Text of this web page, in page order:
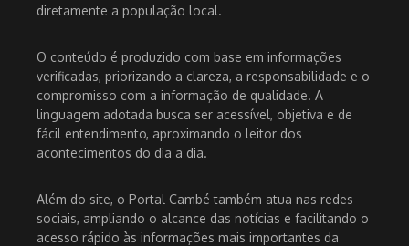
diretamente a população local.
O conteúdo é produzido com base em informações
verificadas, priorizando a clareza, a responsabilidade e o
compromisso com a informação de qualidade. A
linguagem adotada busca ser acessível, objetiva e de
fácil entendimento, aproximando o leitor dos
acontecimentos do dia a dia.
Além do site, o Portal Cambé também atua nas redes
sociais, ampliando o alcance das notícias e facilitando o
acesso rápido às informações mais importantes da